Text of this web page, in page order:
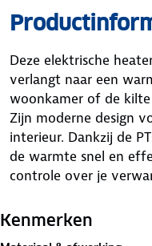
Deze elektrische
verlangt naar een
woonkamer of de
Zijn moderne design
interieur. Dankzij de
de warmte snel en
controle over je
Stijlvol design voor
Kenmerken